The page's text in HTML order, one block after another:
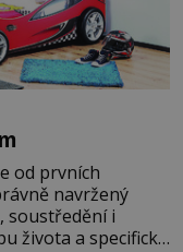
od prvních
navržený
soustředění i
života a specifické